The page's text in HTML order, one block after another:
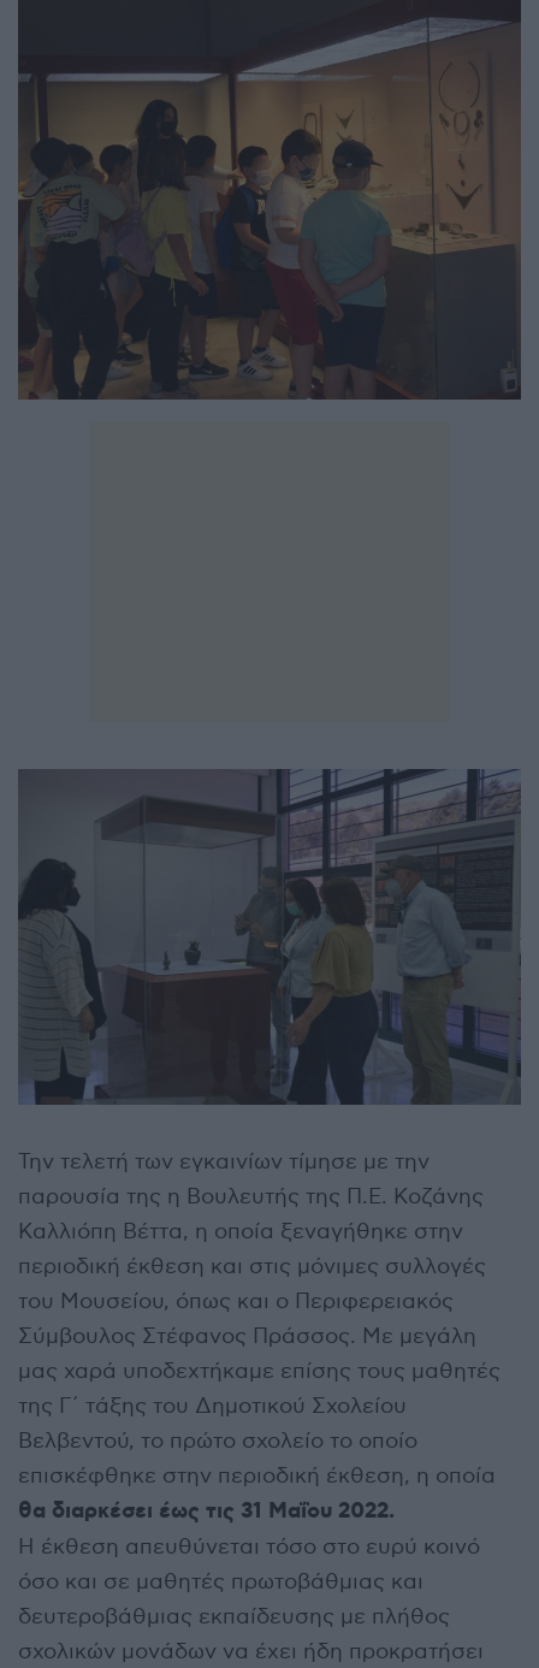
Την τελετή των εγκαινίων τίμησε με την
παρουσία της η Βουλευτής της Π.Ε. Κοζάνης
Καλλιόπη Βέττα, η οποία ξεναγήθηκε στην
περιοδική έκθεση και στις μόνιμες συλλογές
του Μουσείου, όπως και ο Περιφερειακός
Σύμβουλος Στέφανος Πράσσος. Με μεγάλη
μας χαρά υποδεχτήκαμε επίσης τους μαθητές
της Γ΄ τάξης του Δημοτικού Σχολείου
Βελβεντού, το πρώτο σχολείο το οποίο
επισκέφθηκε στην περιοδική έκθεση, η οποία
θα διαρκέσει έως τις 31 Μαΐου 2022.
Η έκθεση απευθύνεται τόσο στο ευρύ κοινό
όσο και σε μαθητές πρωτοβάθμιας και
δευτεροβάθμιας εκπαίδευσης με πλήθος
σχολικών μονάδων να έχει ήδη προκρατήσει